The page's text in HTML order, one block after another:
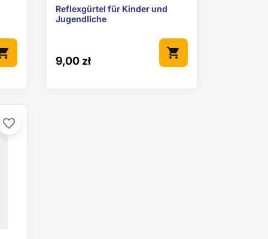
Vorschau
Reflexgürtel für Kinder und
Jugendliche
9,00 zł
shopping_cart
favorite_border